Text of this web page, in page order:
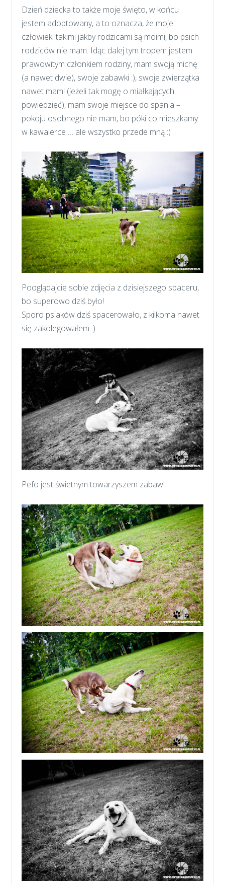
Dzień dziecka to także moje święto, w końcu
jestem adoptowany, a to oznacza, że moje
człowieki takimi jakby rodzicami są moimi, bo psich
rodziców nie mam. Idąc dalej tym tropem jestem
prawowitym członkiem rodziny, mam swoją michę
(a nawet dwie), swoje zabawki :), swoje zwierzątka
nawet mam! (jeżeli tak mogę o miałkających
powiedzieć), mam swoje miejsce do spania –
pokoju osobnego nie mam, bo póki co mieszkamy
w kawalerce … ale wszystko przede mną :)
Pooglądajcie sobie zdjęcia z dzisiejszego spaceru,
bo superowo dziś było!
Sporo psiaków dziś spacerowało, z kilkoma nawet
się zakolegowałem :)
Pefo jest świetnym towarzyszem zabaw!